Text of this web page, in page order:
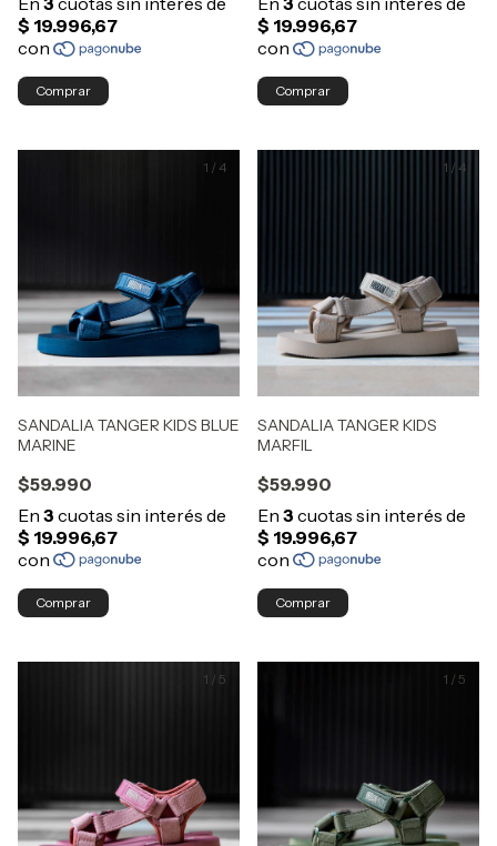
Comprar Comprar
1 / 4
SANDALIA TANGER KIDS BLUE
MARINE
$59.990
Comprar
1 / 4
SANDALIA TANGER KIDS
MARFIL
$59.990
Comprar
1 / 5 1 / 5